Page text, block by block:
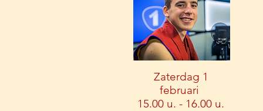
Zaterdag 1
februari
15.00 u. - 16.00 u.